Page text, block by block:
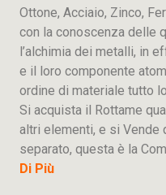
Ottone, Acciaio, Zinco,
con la conoscenza delle
l’alchimia dei metalli, in
e il loro componente
ordine di materiale tutto
Si acquista il Rottame
altri elementi, e si Vende
separato, questa è la
Di Più